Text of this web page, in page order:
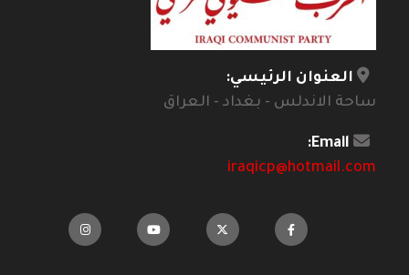
العنوان الرئيسي:
ساحة الاندلس - بغداد - العراق
Email:
iraqicp@hotmail.com